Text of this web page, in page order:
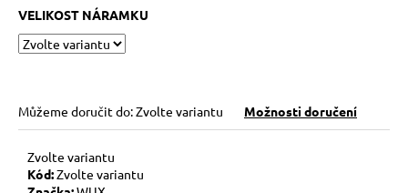
VELIKOST NÁRAMKU
Můžeme doručit do:Zvolte variantu Možnosti doručení
Zvolte variantu
Kód:Zvolte variantu